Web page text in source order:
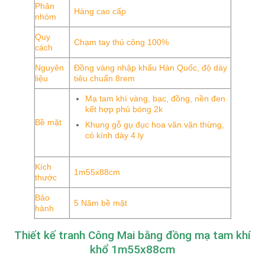
Phân
nhóm
Hàng cao cấp
Quy
cách
Chạm tay thủ công 100%
Nguyên
liệu
Đồng vàng nhập khẩu Hàn Quốc, độ dày
tiêu chuẩn 8rem
Bề mặt
Mạ tam khí vàng, bạc, đồng, nền đen
kết hợp phủ bóng 2k
Khung gỗ gụ đục hoa văn vặn thừng,
có kính dày 4 ly
Kích
thước
1m55x88cm
Bảo
hành
5 Năm bề mặt
Thiết kế tranh Công Mai bằng đồng mạ tam khí
khổ 1m55x88cm